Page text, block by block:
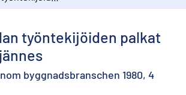
työntekijöiden palkat
byggnadsbranschen 1980, 4